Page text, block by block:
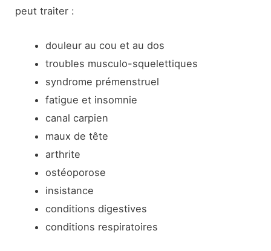
peut traiter :
douleur au cou et au dos
troubles musculo-squelettiques
syndrome prémenstruel
fatigue et insomnie
canal carpien
maux de tête
arthrite
ostéoporose
insistance
conditions digestives
conditions respiratoires